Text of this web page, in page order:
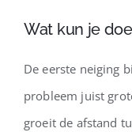
Wat kun je
De eerste neiging
probleem juist
groeit de afstand